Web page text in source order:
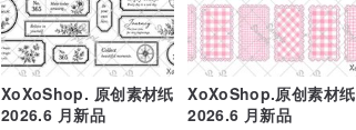
XoXoShop. 原创素材纸
2026.6 月新品
XoXoShop.原创素材纸
2026.6 月新品